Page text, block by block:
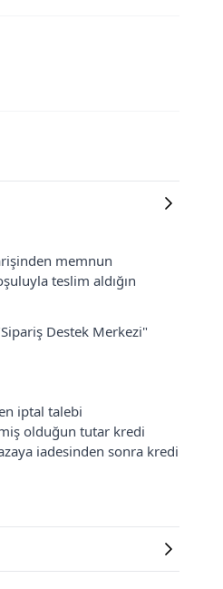
memnun
teslim aldığın
Destek Merkezi"
iptal talebi
olduğun tutar kredi
iadesinden sonra kredi